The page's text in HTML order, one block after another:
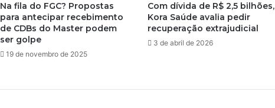
Na fila do FGC? Propostas
para antecipar recebimento
de CDBs do Master podem
ser golpe
19 de novembro de 2025
Com dívida de R$ 2,5 bilhões,
Kora Saúde avalia pedir
recuperação extrajudicial
3 de abril de 2026